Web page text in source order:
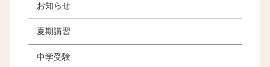
お知らせ
夏期講習
中学受験